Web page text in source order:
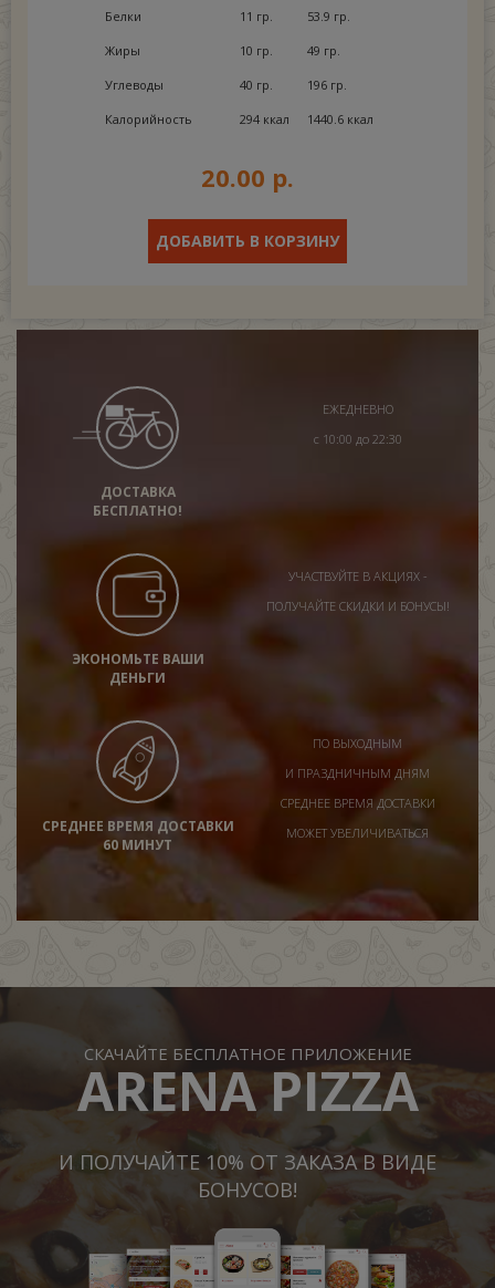
Белки 11 гр. 53.9 гр.
Жиры 10 гр. 49 гр.
Углеводы 40 гр. 196 гр.
Калорийность 294 ккал 1440.6 ккал
20.00 р.
ДОБАВИТЬ В КОРЗИНУ
ДОСТАВКА
БЕСПЛАТНО!
ЕЖЕДНЕВНО
с 10:00 до 22:30
ЭКОНОМЬТЕ ВАШИ
ДЕНЬГИ
УЧАСТВУЙТЕ В АКЦИЯХ -
ПОЛУЧАЙТЕ СКИДКИ И БОНУСЫ!
СРЕДНЕЕ ВРЕМЯ ДОСТАВКИ
60 МИНУТ
ПО ВЫХОДНЫМ
И ПРАЗДНИЧНЫМ ДНЯМ
СРЕДНЕЕ ВРЕМЯ ДОСТАВКИ
МОЖЕТ УВЕЛИЧИВАТЬСЯ
СКАЧАЙТЕ БЕСПЛАТНОЕ ПРИЛОЖЕНИЕ
ARENA PIZZA
И ПОЛУЧАЙТЕ 10% ОТ ЗАКАЗА В ВИДЕ
БОНУСОВ!